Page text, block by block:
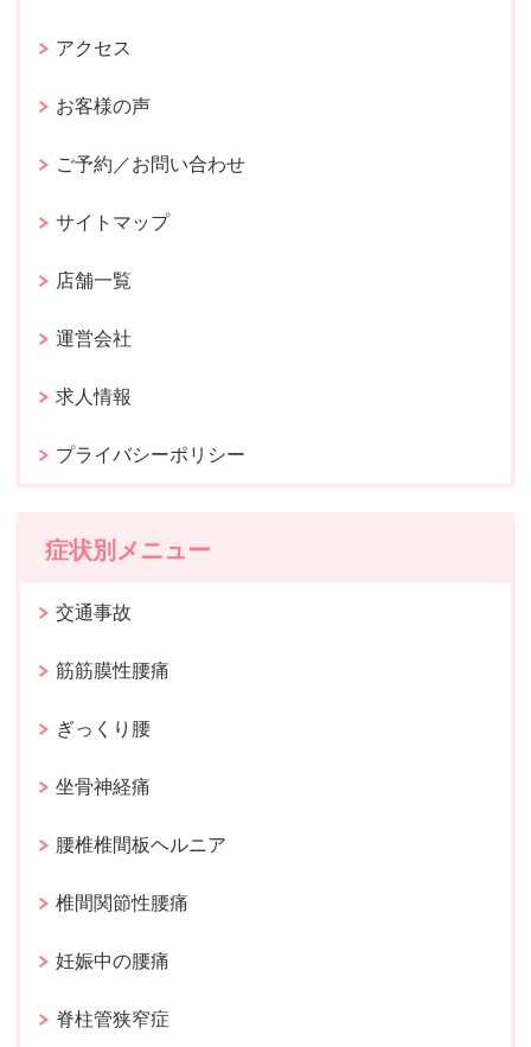
アクセス
お客様の声
ご予約／お問い合わせ
サイトマップ
店舗一覧
運営会社
求人情報
プライバシーポリシー
症状別メニュー
交通事故
筋筋膜性腰痛
ぎっくり腰
坐骨神経痛
腰椎椎間板ヘルニア
椎間関節性腰痛
妊娠中の腰痛
脊柱管狭窄症